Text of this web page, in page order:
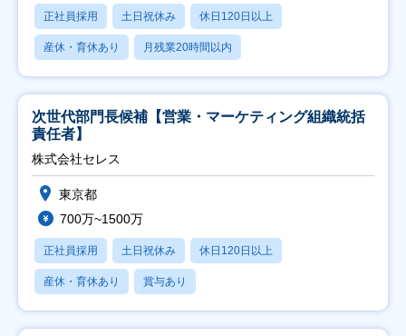
正社員採用 土日祝休み 休日120日以上
産休・育休あり 月残業20時間以内
次世代部門長候補【営業・マーケティング組織統括
責任者】
株式会社セレス
東京都
700万~1500万
正社員採用 土日祝休み 休日120日以上
産休・育休あり 賞与あり